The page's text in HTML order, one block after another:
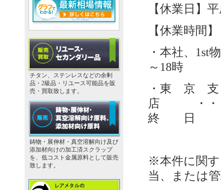
チタン、ステンレスなどの余剰
品・2級品・リユース可能品を販
売・買取致します。
鋳物・展伸材・真空溶解向け及び
添加材向けの加工済スクラップ
を、低コスト金属原料として販売
致します。
【休業日】
【休業時間】
・本社、
～18時
・東 京
店 ・・・
終 日
※本件に関
当、または